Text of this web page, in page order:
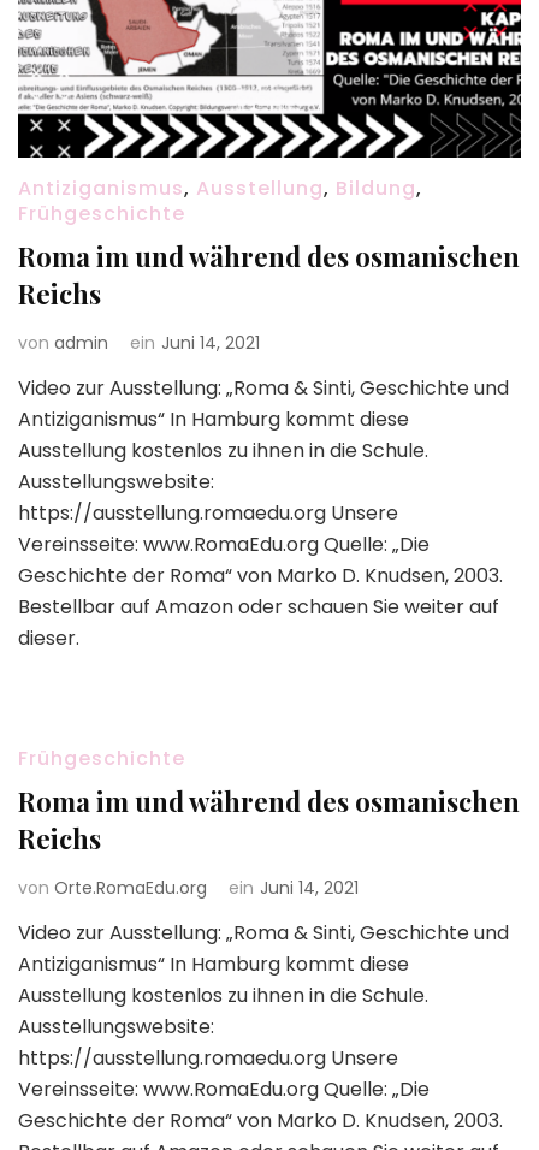
Antiziganismus, Ausstellung, Bildung,
Frühgeschichte
Roma im und während des osmanischen
Reichs
von admin ein Juni 14, 2021
Video zur Ausstellung: „Roma & Sinti, Geschichte und
Antiziganismus“ In Hamburg kommt diese
Ausstellung kostenlos zu ihnen in die Schule.
Ausstellungswebsite:
https://ausstellung.romaedu.org Unsere
Vereinsseite: www.RomaEdu.org Quelle: „Die
Geschichte der Roma“ von Marko D. Knudsen, 2003.
Bestellbar auf Amazon oder schauen Sie weiter auf
dieser.
Frühgeschichte
Roma im und während des osmanischen
Reichs
von Orte.RomaEdu.org ein Juni 14, 2021
Video zur Ausstellung: „Roma & Sinti, Geschichte und
Antiziganismus“ In Hamburg kommt diese
Ausstellung kostenlos zu ihnen in die Schule.
Ausstellungswebsite:
https://ausstellung.romaedu.org Unsere
Vereinsseite: www.RomaEdu.org Quelle: „Die
Geschichte der Roma“ von Marko D. Knudsen, 2003.